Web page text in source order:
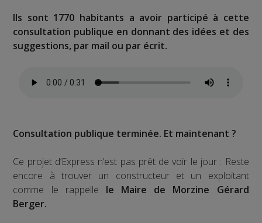
Ils sont 1770 habitants a avoir participé à cette
consultation publique en donnant des idées et des
suggestions, par mail ou par écrit.
Consultation publique terminée. Et maintenant ?
Ce projet d’Express n’est pas prêt de voir le jour : Reste
encore à trouver un constructeur et un exploitant
comme le rappelle le Maire de Morzine Gérard
Berger.